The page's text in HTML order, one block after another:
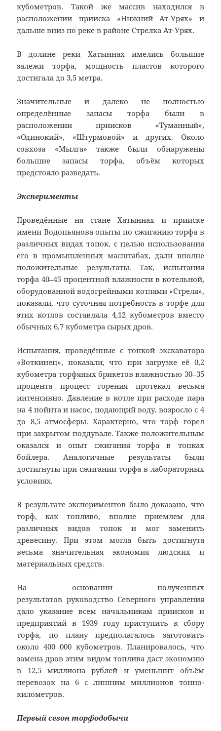
кубометров. Такой же массив находился в
расположении прииска «Нижний Ат-Урях» и
дальше вниз по реке в районе Стрелка Ат-Урях.
В долине реки Хатыннах имелись большие
залежи торфа, мощность пластов которого
достигала до 3,5 метра.
Значительные и далеко не полностью
определённые запасы торфа были в
расположении приисков «Туманный»,
«Одинокий», «Штурмовой» и других. Около
совхоза «Мылга» также были обнаружены
большие запасы торфа, объём которых
предстояло разведать.
Эксперименты
Проведённые на стане Хатыннах и прииске
имени Водопьянова опыты по сжиганию торфа в
различных видах топок, с целью использования
его в промышленных масштабах, дали вполне
положительные результаты. Так, испытания
торфа 40–45 процентной влажности в котельной,
оборудованной водогрейными котлами «Стреля»,
показали, что суточная потребность в торфе для
этих котлов составляла 4,12 кубометров вместо
обычных 6,7 кубометра сырых дров.
Испытания, проведённые с топкой экскаватора
«Воткинец», показали, что при загрузке её 0,2
кубометра торфяных брикетов влажностью 30–35
процента процесс горения протекал весьма
интенсивно. Давление в котле при расходе пара
на 4 пойнта и насос, подающий воду, возросло с 4
до 8,5 атмосферы. Характерно, что торф горел
при закрытом поддувале. Также положительным
оказался и опыт сжигания торфа в топках
бойлера. Аналогичные результаты были
достигнуты при сжигании торфа в лабораторных
условиях.
В результате экспериментов было доказано, что
торф, как топливо, вполне приемлем для
различных видов топок и мог заменить
древесину. При этом могла быть достигнута
весьма значительная экономия людских и
материальных средств.
На основании полученных
результатов руководство Северного управления
дало указание всем начальникам приисков и
предприятий в 1939 году приступить к сбору
торфа, по плану предполагалось заготовить
около 400 000 кубометров. Планировалось, что
замена дров этим видом топлива даст экономию
в 12,5 миллиона рублей и уменьшит объём
перевозок на 6 с лишним миллионов тонно-
километров.
Первый сезон торфодобычи